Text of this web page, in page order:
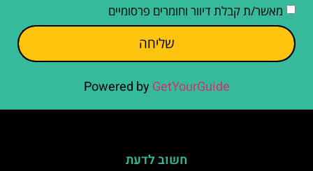
מאשר/ת קבלת דיוור וחומרים פרסומיים
שליחה
Powered by GetYourGuide
חשוב לדעת